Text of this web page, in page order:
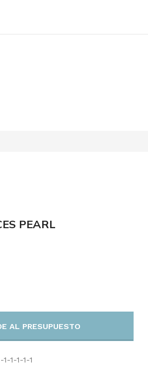
PEARL
AL PRESUPUESTO
1-1-1-1